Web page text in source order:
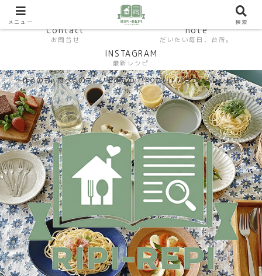
〜作るのも、食べるのも。リピ確定の「作りたい」が見つかるレシピ帖〜
HP おうちごはんラボ
Contact
お問合せ
note
だいたい毎日、台所。
INSTAGRAM
最新レシピ
メニュー 検索